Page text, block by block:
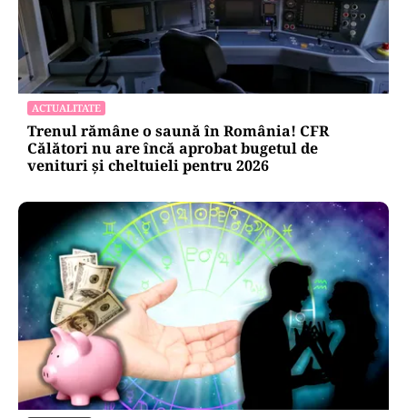
ACTUALITATE
Trenul rămâne o saună în România! CFR
Călători nu are încă aprobat bugetul de
venituri și cheltuieli pentru 2026